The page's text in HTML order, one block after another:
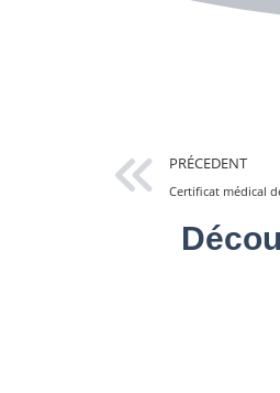
PRÉCEDENT
Certificat médical